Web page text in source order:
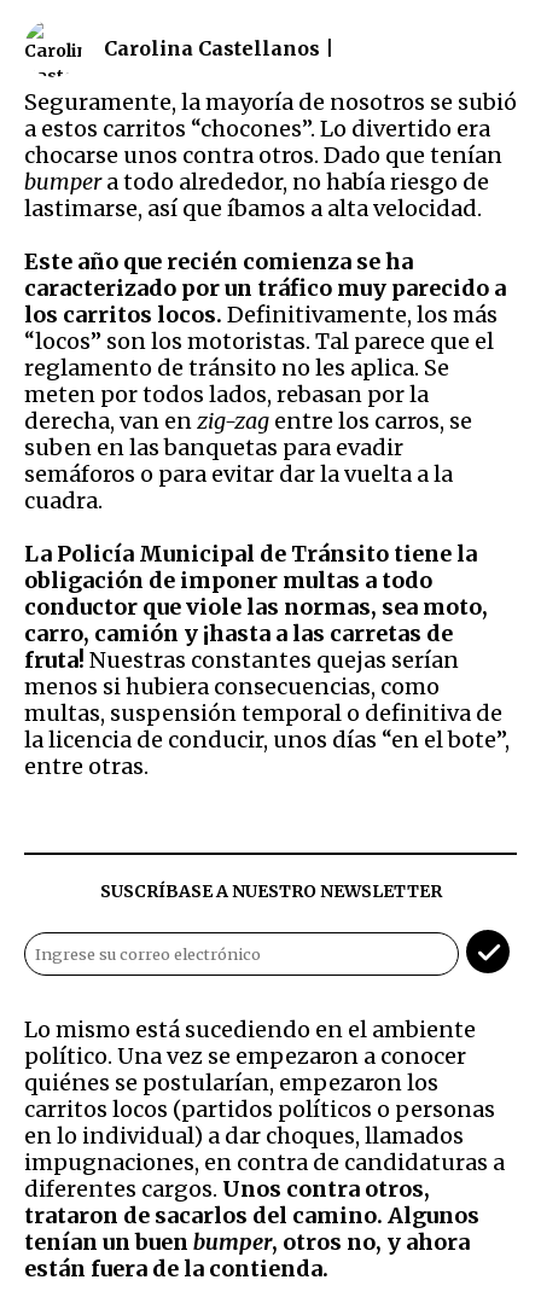
Carolina Castellanos |
Seguramente, la mayoría de nosotros se subió
a estos carritos “chocones”. Lo divertido era
chocarse unos contra otros. Dado que tenían
bumpera todo alrededor, no había riesgo de
lastimarse, así que íbamos a alta velocidad.
Este año que recién comienza se ha
caracterizado por un tráfico muy parecido a
los carritos locos. Definitivamente, los más
“locos” son los motoristas. Tal parece que el
reglamento de tránsito no les aplica. Se
meten por todos lados, rebasan por la
derecha, van enzig-zag entre los carros, se
suben en las banquetas para evadir
semáforos o para evitar dar la vuelta a la
cuadra.
La Policía Municipal de Tránsito tiene la
obligación de imponer multas a todo
conductor que viole las normas, sea moto,
carro, camión y ¡hasta a las carretas de
fruta! Nuestras constantes quejas serían
menos si hubiera consecuencias, como
multas, suspensión temporal o definitiva de
la licencia de conducir, unos días “en el bote”,
entre otras.
SUSCRÍBASE A NUESTRO NEWSLETTER
Lo mismo está sucediendo en el ambiente
político. Una vez se empezaron a conocer
quiénes se postularían, empezaron los
carritos locos (partidos políticos o personas
en lo individual) a dar choques, llamados
impugnaciones, en contra de candidaturas a
diferentes cargos. Unos contra otros,
trataron de sacarlos del camino. Algunos
tenían un buen bumper, otros no, y ahora
están fuera de la contienda.